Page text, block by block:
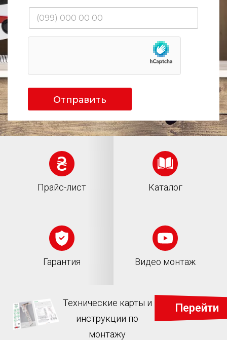
Отправить
Прайс-лист Каталог
Гарантия Видео монтаж
Технические карты и
инструкции по
монтажу
Перейти